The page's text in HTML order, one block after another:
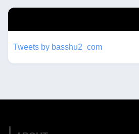
Tweets by basshu2_com